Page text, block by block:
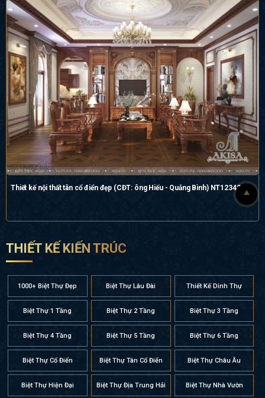
Thiết kế nội thất tân cổ điển đẹp (CĐT: ông Hiếu - Quảng Bình) NT12342
THIẾT KẾ KIẾN TRÚC
1000+ Biệt Thự Đẹp Biệt Thự Lâu Đài Thiết Kế Dinh Thự
Biệt Thự 1 Tầng Biệt Thự 2 Tầng Biệt Thự 3 Tầng
Biệt Thự 4 Tầng Biệt Thự 5 Tầng Biệt Thự 6 Tầng
Biệt Thự Cổ Điển Biệt Thự Tân Cổ Điển Biệt Thự Châu Âu
Biệt Thự Hiện Đại Biệt Thự Địa Trung Hải Biệt Thự Nhà Vườn